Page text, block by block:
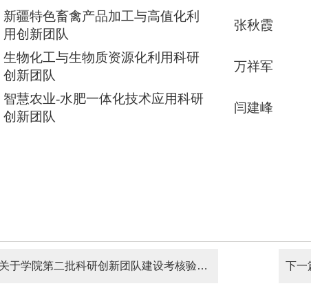
新疆特色畜禽产品加工与高值化利
用创新团队
张秋霞
生物化工与生物质资源化利用科研
创新团队
万祥军
智慧农业-水肥一体化技术应用科研
创新团队
闫建峰
关于学院第二批科研创新团队建设考核验收结果的公示 下一